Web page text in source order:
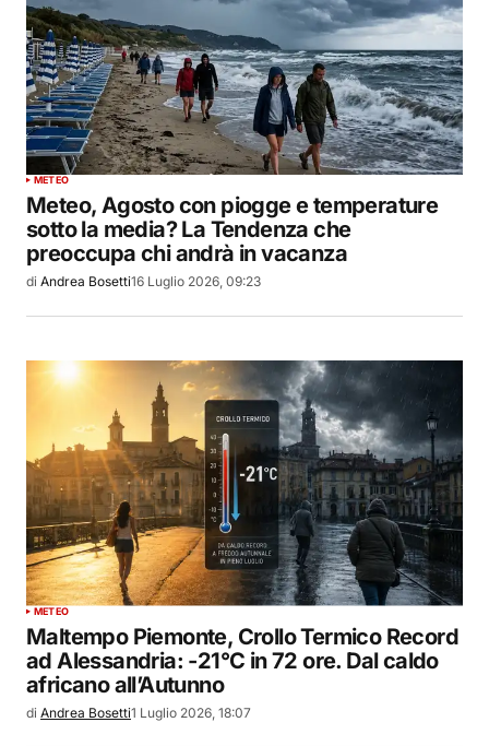
METEO
Meteo, Agosto con piogge e temperature
sotto la media? La Tendenza che
preoccupa chi andrà in vacanza
di Andrea Bosetti16 Luglio 2026, 09:23
METEO
Maltempo Piemonte, Crollo Termico Record
ad Alessandria: -21°C in 72 ore. Dal caldo
africano all’Autunno
di Andrea Bosetti1 Luglio 2026, 18:07